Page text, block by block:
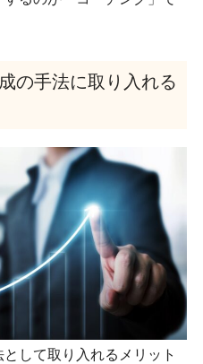
の手法に取り入れる
して取り入れるメリット